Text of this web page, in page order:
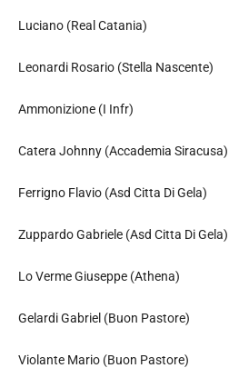
Luciano (Real Catania)
Leonardi Rosario (Stella Nascente)
Ammonizione (I Infr)
Catera Johnny (Accademia Siracusa)
Ferrigno Flavio (Asd Citta Di Gela)
Zuppardo Gabriele (Asd Citta Di Gela)
Lo Verme Giuseppe (Athena)
Gelardi Gabriel (Buon Pastore)
Violante Mario (Buon Pastore)